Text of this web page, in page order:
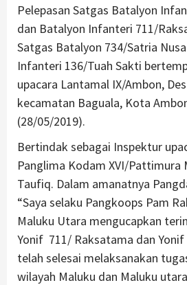
Pelepasan Satgas Batalyon
dan Batalyon Infanteri 711/
Satgas Batalyon 734/Satria
Infanteri 136/Tuah Sakti
upacara Lantamal IX/Ambon,
kecamatan Baguala, Kota
(28/05/2019).
Bertindak sebagai Inspektur
Panglima Kodam XVI/Pattimura
Taufiq. Dalam amanatnya
“Saya selaku Pangkoops Pam
Maluku Utara mengucapkan
Yonif 711/ Raksatama dan
telah selesai melaksanakan
wilayah Maluku dan Maluku